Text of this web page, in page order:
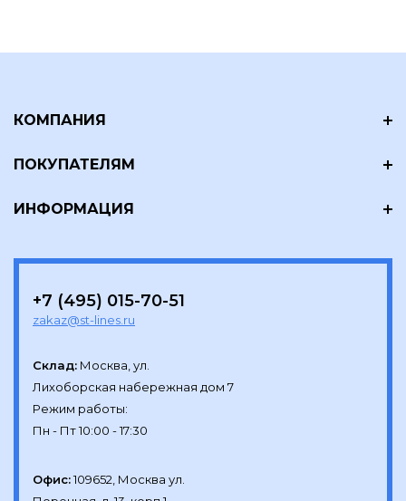
КОМПАНИЯ
ПОКУПАТЕЛЯМ
ИНФОРМАЦИЯ
+7 (495) 015-70-51
zakaz@st-lines.ru
Склад: Москва, ул.
Лихоборская набережная дом 7
Режим работы:
Офис:109652, Москва ул.